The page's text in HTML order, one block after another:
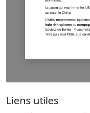
Liens utiles